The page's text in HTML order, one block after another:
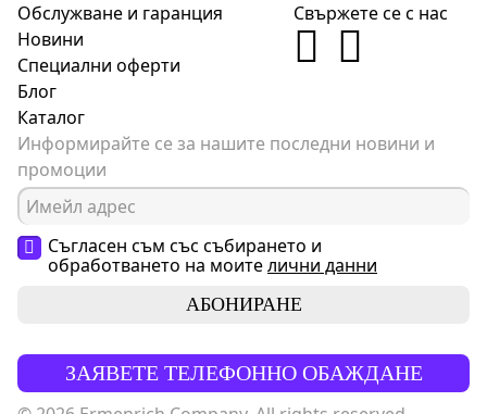
Обслужване и гаранция
Новини
Специални оферти
Блог
Каталог
Свържете се с нас
Информирайте се за нашите последни новини и
промоции
Съгласен съм със събирането и
обработването на моителични данни
АБОНИРАНЕ
ЗАЯВЕТЕ ТЕЛЕФОННО ОБАЖДАНЕ